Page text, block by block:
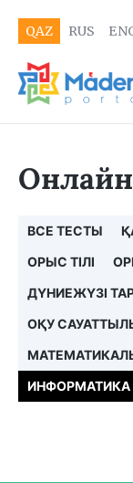
QAZ RUS
Онлайн
ВСЕ ТЕСТЫ
ОРЫС ТІЛІ
ДҮНИЕЖҮЗІ
ОҚУ
ИНФОРМАТИКА